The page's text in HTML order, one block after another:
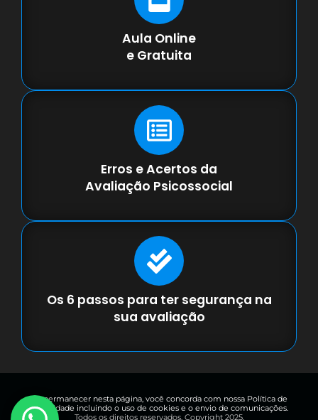
Aula Online
e Gratuita
Erros e Acertos da
Avaliação Psicossocial
Os 6 passos para ter segurança na
sua avaliação
Ao permanecer nesta página, você concorda com nossa Política de
Privacidade incluindo o uso de cookies e o envio de comunicações.
Todos os direitos reservados. Copyright 2025.